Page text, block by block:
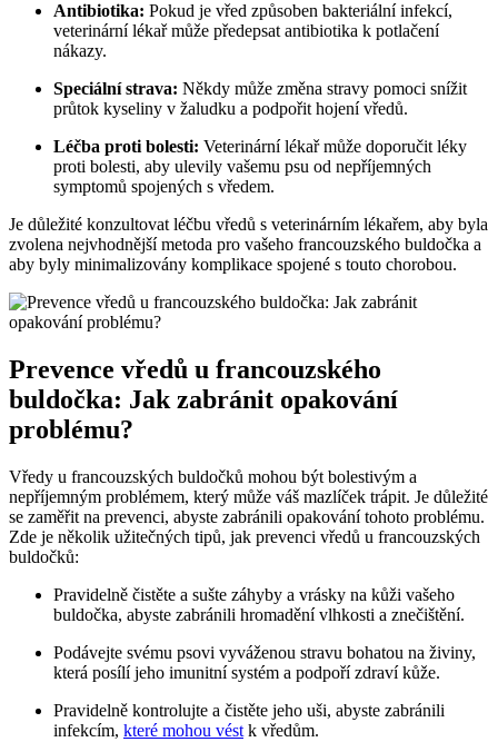
Antibiotika: Pokud je vřed způsoben bakteriální infekcí,
veterinární lékař může předepsat antibiotika k potlačení
nákazy.
Speciální strava: Někdy může změna stravy pomoci snížit
průtok kyseliny v žaludku a podpořit hojení vředů.
Léčba proti bolesti: Veterinární lékař může doporučit léky
proti bolesti, aby ulevily vašemu psu od nepříjemných
symptomů spojených s vředem.
Je důležité konzultovat léčbu vředů s veterinárním lékařem, aby byla
zvolena nejvhodnější metoda pro vašeho francouzského buldočka a
aby byly minimalizovány komplikace spojené s touto chorobou.
Prevence vředů u francouzského
buldočka: Jak zabránit opakování
problému?
Vředy u francouzských buldočků mohou být bolestivým a
nepříjemným problémem, který může váš mazlíček trápit. Je důležité
se zaměřit na prevenci, abyste zabránili opakování tohoto problému.
Zde je několik užitečných tipů, jak prevenci vředů u francouzských
buldočků:
Pravidelně čistěte a sušte záhyby a vrásky na kůži vašeho
buldočka, abyste zabránili hromadění vlhkosti a znečištění.
Podávejte svému psovi vyváženou stravu bohatou na živiny,
která posílí jeho imunitní systém a podpoří zdraví kůže.
Pravidelně kontrolujte a čistěte jeho uši, abyste zabránili
infekcím, které mohou vést k vředům.